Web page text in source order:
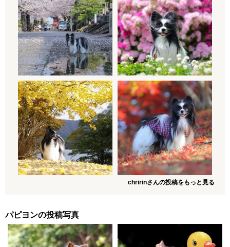
chririnさんの投稿をもっと見る
パピヨンの投稿写真